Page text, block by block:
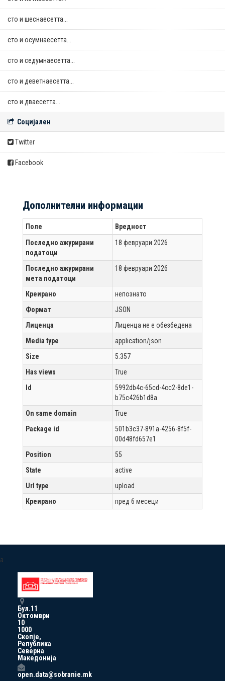
сто и шеснаесетта...
сто и осумнaесетта...
сто и седумнаесетта...
сто и деветнаесетта...
сто и дваесетта...
Социјален
Twitter
Facebook
Дополнителни информации
Поле
Вредност
Последно ажурирани
податоци
18 февруари 2026
Последно ажурирани
мета податоци
18 февруари 2026
Креирано
непознато
Формат
JSON
Лиценца
Лиценца не е обезбедена
Media type
application/json
Size
5.357
Has views
True
Id
5992db4c-65cd-4cc2-8de1-
b75c426b1d8a
On same domain
True
Package id
501b3c37-891a-4256-8f5f-
00d48fd657e1
Position
55
State
active
Url type
upload
Креирано
пред 6 месеци
a
Бул.11
Октомври
10
1000
Скопје,
Република
Северна
Македонија
open.data@sobranie.mk